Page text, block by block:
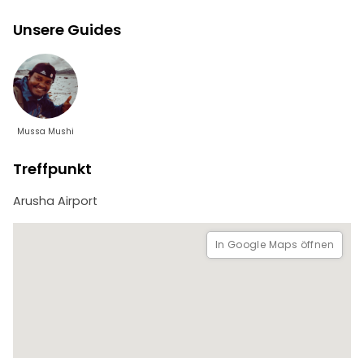
Unsere Guides
Mussa Mushi
Treffpunkt
Arusha Airport
In Google Maps öffnen